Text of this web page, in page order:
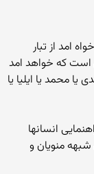
امد از تبار
که خواهد امد
محمد یا ایلیا یا
انسانها
شبهه منویان و